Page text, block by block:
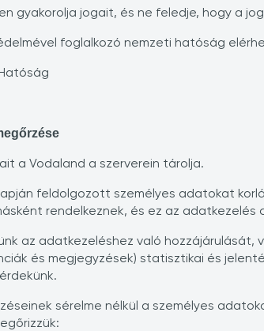
gyakorolja jogait, és ne feledje, hogy a
foglalkozó nemzeti hatóság
a Vodaland a szerverein tárolja.
feldolgozott személyes adatokat
rendelkeznek, és ez az adatkezelés
az adatkezeléshez való
és megjegyzések) statisztikai és
sérelme nélkül a személyes